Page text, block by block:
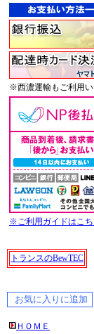
※西濃運輸もご利用
※ご利用ガイドはこち
トランスのBewTEC
ＨＯＭＥ